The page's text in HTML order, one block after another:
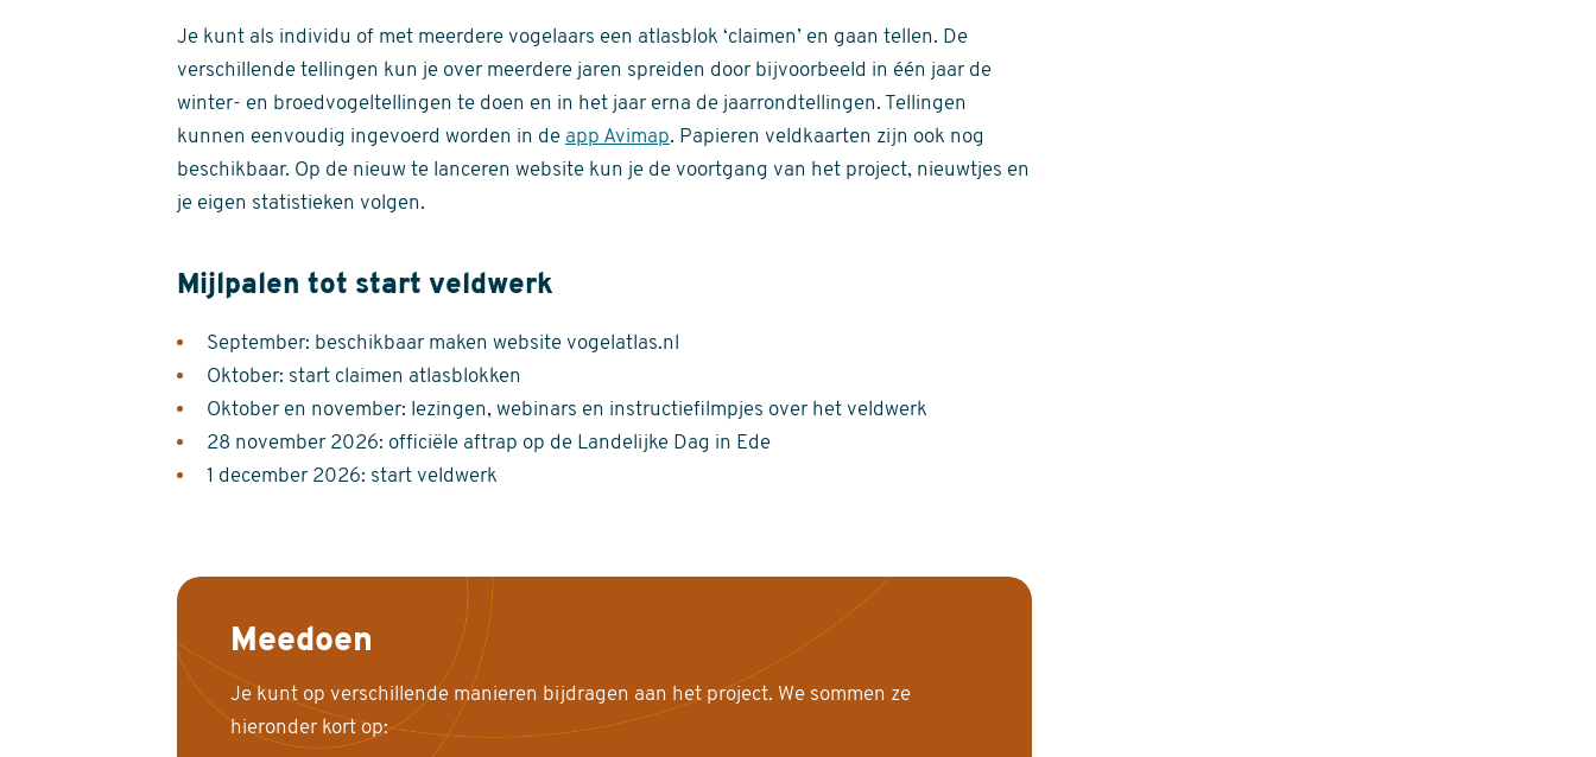
Je kunt als individu of met meerdere vogelaars een atlasblok ‘claimen’ en gaan tellen. De
verschillende tellingen kun je over meerdere jaren spreiden door bijvoorbeeld in één jaar de
winter- en broedvogeltellingen te doen en in het jaar erna de jaarrondtellingen. Tellingen
kunnen eenvoudig ingevoerd worden in de app Avimap. Papieren veldkaarten zijn ook nog
beschikbaar. Op de nieuw te lanceren website kun je de voortgang van het project, nieuwtjes en
je eigen statistieken volgen.
Mijlpalen tot start veldwerk
September: beschikbaar maken website vogelatlas.nl
Oktober: start claimen atlasblokken
Oktober en november: lezingen, webinars en instructiefilmpjes over het veldwerk
28 november 2026: officiële aftrap op de Landelijke Dag in Ede
1 december 2026: start veldwerk
Meedoen
Je kunt op verschillende manieren bijdragen aan het project. We sommen ze
hieronder kort op: